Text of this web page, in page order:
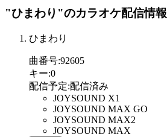
"ひまわり"のカラオケ配信情報
ひまわり
曲番号:92605
キー:0
配信予定:配信済み
JOYSOUND X1
JOYSOUND MAX GO
JOYSOUND MAX2
JOYSOUND MAX